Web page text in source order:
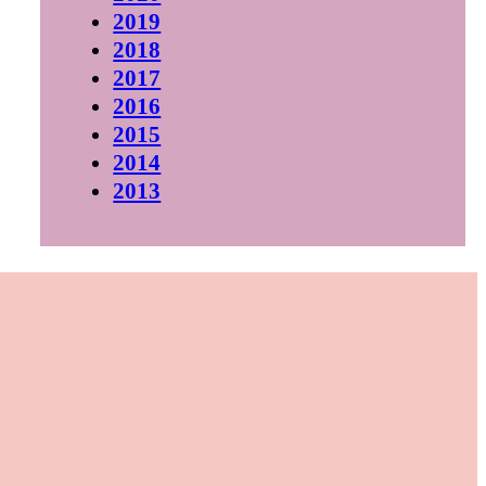
2019
2018
2017
2016
2015
2014
2013